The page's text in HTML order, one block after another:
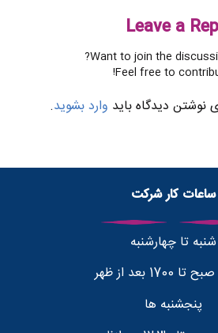
Leave a
Want to join the
Feel free to
نوشتن دیدگاه باید وارد بشوید.
ساعات کار شرکت
شنبه تا چهارشنبه
پنجشنبه ها